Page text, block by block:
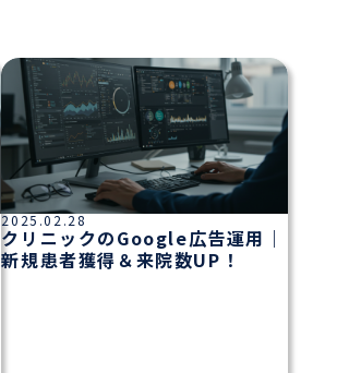
2025.02.28
クリニックのGoogle広告運用｜
新規患者獲得＆来院数UP！